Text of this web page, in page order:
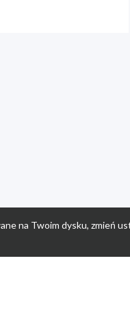
na Twoim dysku, zmień